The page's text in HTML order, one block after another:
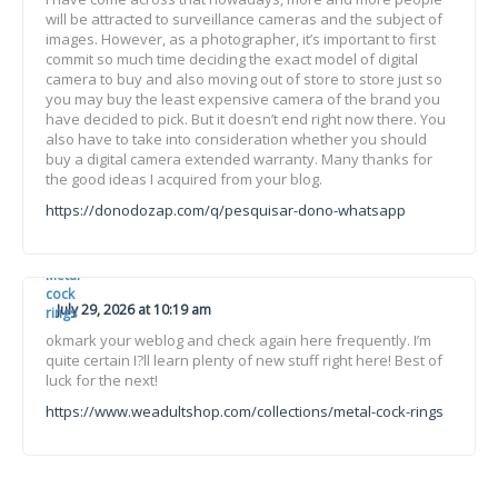
will be attracted to surveillance cameras and the subject of
images. However, as a photographer, it’s important to first
commit so much time deciding the exact model of digital
camera to buy and also moving out of store to store just so
you may buy the least expensive camera of the brand you
have decided to pick. But it doesn’t end right now there. You
also have to take into consideration whether you should
buy a digital camera extended warranty. Many thanks for
the good ideas I acquired from your blog.
https://donodozap.com/q/pesquisar-dono-whatsapp
Metal
cock
rings
July 29, 2026 at 10:19 am
okmark your weblog and check again here frequently. I’m
quite certain I?ll learn plenty of new stuff right here! Best of
luck for the next!
https://www.weadultshop.com/collections/metal-cock-rings